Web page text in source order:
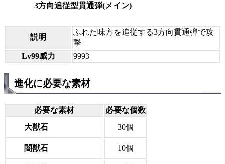
3方向追従型貫通弾(メイン)
説明
ふれた味方を追従する3方向貫通弾で攻
撃
Lv99威力
9993
進化に必要な素材
必要な素材
必要な個数
大獣石
30個
闇獣石 10個